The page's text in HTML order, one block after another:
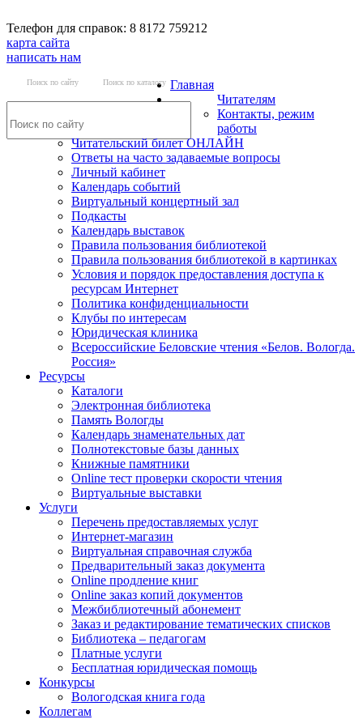
Телефон для справок: 8 8172 759212
карта сайта
написать нам
Поиск по сайту Поиск по каталогу Главная
Читателям
Контакты, режим
работы
Читательский билет ОНЛАЙН
Ответы на часто задаваемые вопросы
Личный кабинет
Календарь событий
Виртуальный концертный зал
Подкасты
Календарь выставок
Правила пользования библиотекой
Правила пользования библиотекой в картинках
Условия и порядок предоставления доступа к
ресурсам Интернет
Политика конфиденциальности
Клубы по интересам
Юридическая клиника
Всероссийские Беловские чтения «Белов. Вологда.
Россия»
Ресурсы
Каталоги
Электронная библиотека
Память Вологды
Календарь знаменательных дат
Полнотекстовые базы данных
Книжные памятники
Online тест проверки скорости чтения
Виртуальные выставки
Услуги
Перечень предоставляемых услуг
Интернет-магазин
Виртуальная справочная служба
Предварительный заказ документа
Online продление книг
Online заказ копий документов
Межбиблиотечный абонемент
Заказ и редактирование тематических списков
Библиотека – педагогам
Платные услуги
Бесплатная юридическая помощь
Конкурсы
Вологодская книга года
Коллегам